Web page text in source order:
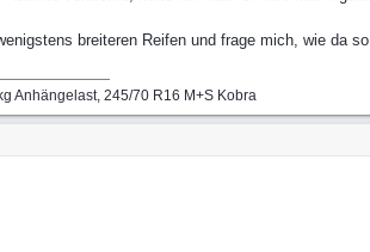
breiteren Reifen und frage mich, wie da
Anhängelast, 245/70 R16 M+S Kobra